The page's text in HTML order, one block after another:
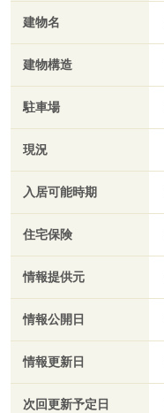
建物名
建物構造
駐車場
現況
入居可能時期
住宅保険
情報提供元
情報公開日
情報更新日
次回更新予定日